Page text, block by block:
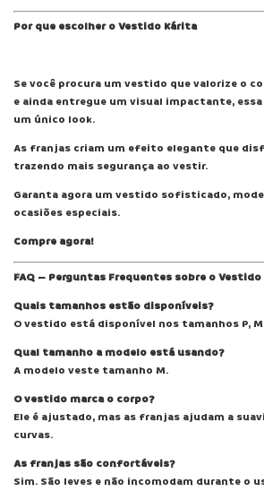
Por que escolher o Vestido Kárita
Se você procura um vestido que valorize o
e ainda entregue um visual impactante,
um único look.
As franjas criam um efeito elegante que
trazendo mais segurança ao vestir.
Garanta agora um vestido sofisticado,
ocasiões especiais.
Compre agora!
FAQ – Perguntas Frequentes sobre o
Quais tamanhos estão disponíveis?
O vestido está disponível nos tamanhos P, M
Qual tamanho a modelo está usando?
A modelo veste tamanho M.
O vestido marca o corpo?
Ele é ajustado, mas as franjas ajudam a
curvas.
As franjas são confortáveis?
Sim. São leves e não incomodam durante o